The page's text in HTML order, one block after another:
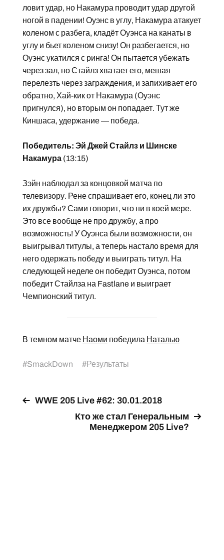
ловит удар, но Накамура проводит удар другой
ногой в падении! Оуэнс в углу, Накамура атакует
коленом с разбега, кладёт Оуэнса на канаты в
углу и бьет коленом снизу! Он разбегается, но
Оуэнс укатился с ринга! Он пытается убежать
через зал, но Стайлз хватает его, мешая
перелезть через заграждения, и запихивает его
обратно, Хай-кик от Накамура (Оуэнс
пригнулся), но вторым он попадает. Тут же
Киншаса, удержание — победа.
Победитель: Эй Джей Стайлз и Шинске
Накамура(13:15)
Зэйн наблюдал за концовкой матча по
телевизору. Рене спрашивает его, конец ли это
их дружбы? Сами говорит, что ни в коей мере.
Это все вообще не про дружбу, а про
возможность! У Оуэнса были возможности, он
выигрывал титулы, а теперь настало время для
него одержать победу и выиграть титул. На
следующей неделе он победит Оуэнса, потом
победит Стайлза на Fastlane и выиграет
Чемпионский титул.
В темном матче Наоми победила Наталью
#SmackDown #Результаты
WWE 205 Live #62: 30.01.2018
Кто же стал Генеральным
Менеджером 205 Live?